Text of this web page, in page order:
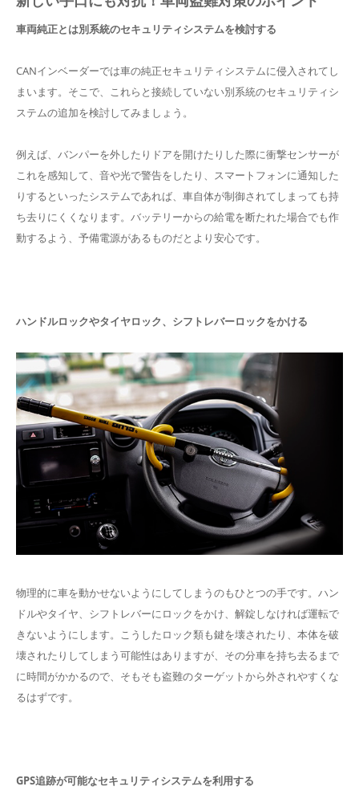
車両純正とは別系統のセキュリティシステムを検討する
CANインベーダーでは車の純正セキュリティシステムに侵入されてし
まいます。そこで、これらと接続していない別系統のセキュリティシ
ステムの追加を検討してみましょう。
例えば、バンパーを外したりドアを開けたりした際に衝撃センサーが
これを感知して、音や光で警告をしたり、スマートフォンに通知した
りするといったシステムであれば、車自体が制御されてしまっても持
ち去りにくくなります。バッテリーからの給電を断たれた場合でも作
動するよう、予備電源があるものだとより安心です。
ハンドルロックやタイヤロック、シフトレバーロックをかける
物理的に車を動かせないようにしてしまうのもひとつの手です。ハン
ドルやタイヤ、シフトレバーにロックをかけ、解錠しなければ運転で
きないようにします。こうしたロック類も鍵を壊されたり、本体を破
壊されたりしてしまう可能性はありますが、その分車を持ち去るまで
に時間がかかるので、そもそも盗難のターゲットから外されやすくな
るはずです。
GPS追跡が可能なセキュリティシステムを利用する